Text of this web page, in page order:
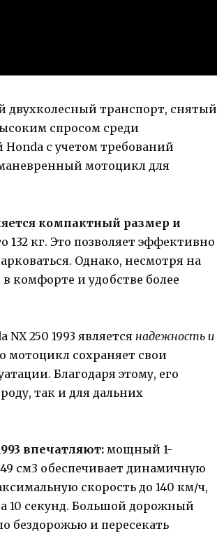
двухколесный транспорт, снятый
спросом среди
с учетом требований
мотоцикл для
компактный размер и
132 кг. Это позволяет эффективно
Однако, несмотря на
комфорте и удобстве более
250 1993 является надежность и
мотоцикл сохраняет свои
Благодаря этому, его
так и для дальних
впечатляют:мощный 1-
см3 обеспечивает динамичную
скорость до 140 км/ч,
10 секунд. Большой дорожный
бездорожью и пересекать